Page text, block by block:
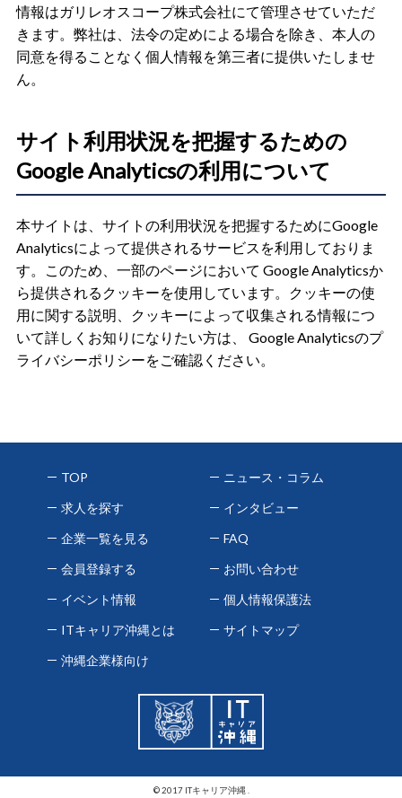
情報はガリレオスコープ株式会社にて管理させていただ
きます。弊社は、法令の定めによる場合を除き、本人の
同意を得ることなく個人情報を第三者に提供いたしませ
ん。
サイト利用状況を把握するための
Google Analyticsの利用について
本サイトは、サイトの利用状況を把握するためにGoogle
Analyticsによって提供されるサービスを利用しておりま
す。このため、一部のページにおいて Google Analyticsか
ら提供されるクッキーを使用しています。クッキーの使
用に関する説明、クッキーによって収集される情報につ
いて詳しくお知りになりたい方は、 Google Analyticsのプ
ライバシーポリシーをご確認ください。
TOP
求人を探す
企業一覧を見る
会員登録する
イベント情報
ITキャリア沖縄とは
沖縄企業様向け
ニュース・コラム
インタビュー
FAQ
お問い合わせ
個人情報保護法
サイトマップ
© 2017 ITキャリア沖縄 .